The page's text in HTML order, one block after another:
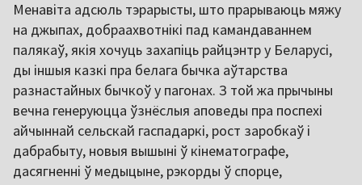
Менавіта адсюль тэрарысты, што прарываюць мяжу
на джыпах, добраахвотнікі пад камандаваннем
палякаў, якія хочуць захапіць райцэнтр у Беларусі,
ды іншыя казкі пра белага бычка аўтарства
разнастайных бычкоў у пагонах. З той жа прычыны
вечна генеруюцца ўзнёслыя аповеды пра поспехі
айчыннай сельскай гаспадаркі, рост заробкаў і
дабрабыту, новыя вышыні ў кінематографе,
дасягненні ў медыцыне, рэкорды ў спорце,